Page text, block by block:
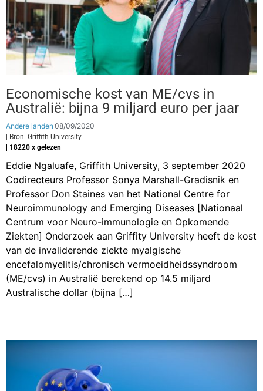
Economische kost van ME/cvs in
Australië: bijna 9 miljard euro per jaar
Andere landen 08/09/2020
| Bron: Griffith University
| 18220 x gelezen
Eddie Ngaluafe, Griffith University, 3 september 2020
Codirecteurs Professor Sonya Marshall-Gradisnik en
Professor Don Staines van het National Centre for
Neuroimmunology and Emerging Diseases [Nationaal
Centrum voor Neuro-immunologie en Opkomende
Ziekten] Onderzoek aan Griffity University heeft de kost
van de invaliderende ziekte myalgische
encefalomyelitis/chronisch vermoeidheidssyndroom
(ME/cvs) in Australië berekend op 14.5 miljard
Australische dollar (bijna […]